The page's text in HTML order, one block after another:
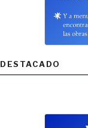
DESTACADO